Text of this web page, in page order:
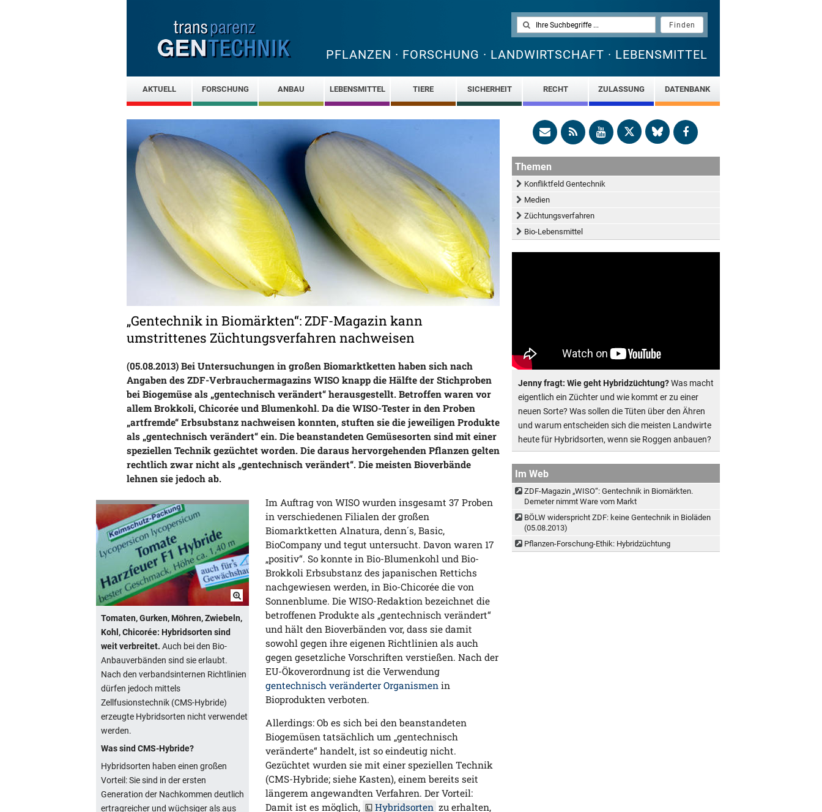
PFLANZEN · FORSCHUNG · LANDWIRTSCHAFT · LEBENSMITTEL
AKTUELL FORSCHUNG ANBAU LEBENSMITTEL TIERE SICHERHEIT RECHT ZULASSUNG DATENBANK
„Gentechnik in Biomärkten“: ZDF-Magazin kann
umstrittenes Züchtungsverfahren nachweisen
(05.08.2013) Bei Untersuchungen in großen Biomarktketten haben sich nach
Angaben des ZDF-Verbrauchermagazins WISO knapp die Hälfte der Stichproben
bei Biogemüse als „gentechnisch verändert“ herausgestellt. Betroffen waren vor
allem Brokkoli, Chicorée und Blumenkohl. Da die WISO-Tester in den Proben
„artfremde“ Erbsubstanz nachweisen konnten, stuften sie die jeweiligen Produkte
als „gentechnisch verändert“ ein. Die beanstandeten Gemüsesorten sind mit einer
speziellen Technik gezüchtet worden. Die daraus hervorgehenden Pflanzen gelten
rechtlich zwar nicht als „gentechnisch verändert“. Die meisten Bioverbände
lehnen sie jedoch ab.
Tomaten, Gurken, Möhren, Zwiebeln,
Kohl, Chicorée: Hybridsorten sind
weit verbreitet. Auch bei den Bio-
Anbauverbänden sind sie erlaubt.
Nach den verbandsinternen Richtlinien
dürfen jedoch mittels
Zellfusionstechnik (CMS-Hybride)
erzeugte Hybridsorten nicht verwendet
werden.
Was sind CMS-Hybride?
Hybridsorten haben einen großen
Vorteil: Sie sind in der ersten
Generation der Nachkommen deutlich
ertragreicher und wüchsiger als aus
Im Auftrag von WISO wurden insgesamt 37 Proben
in verschiedenen Filialen der großen
Biomarktketten Alnatura, denn´s, Basic,
BioCompany und tegut untersucht. Davon waren 17
„positiv“. So konnte in Bio-Blumenkohl und Bio-
Brokkoli Erbsubstanz des japanischen Rettichs
nachgewiesen werden, in Bio-Chicorée die von
Sonnenblume. Die WISO-Redaktion bezeichnet die
betroffenen Produkte als „gentechnisch verändert“
und hält den Bioverbänden vor, dass sie damit
sowohl gegen ihre eigenen Richtlinien als auch
gegen gesetzliche Vorschriften verstießen. Nach der
EU-Ökoverordnung ist die Verwendung
gentechnisch veränderter Organismen in
Bioprodukten verboten.
Allerdings: Ob es sich bei den beanstandeten
Biogemüsen tatsächlich um „gentechnisch
veränderte“ handelt, ist so eindeutig nicht.
Gezüchtet wurden sie mit einer speziellen Technik
(CMS-Hybride; siehe Kasten), einem bereits seit
längerem angewandten Verfahren. Der Vorteil:
Damit ist es möglich,
Hybridsorten zu erhalten,
Themen
Konfliktfeld Gentechnik
Medien
Züchtungsverfahren
Bio-Lebensmittel
Jenny fragt: Wie geht Hybridzüchtung?Was macht
eigentlich ein Züchter und wie kommt er zu einer
neuen Sorte? Was sollen die Tüten über den Ähren
und warum entscheiden sich die meisten Landwirte
heute für Hybridsorten, wenn sie Roggen anbauen?
Im Web
ZDF-Magazin „WISO“: Gentechnik in Biomärkten.
Demeter nimmt Ware vom Markt
BÖLW widerspricht ZDF: keine Gentechnik in Bioläden
(05.08.2013)
Pflanzen-Forschung-Ethik: Hybridzüchtung